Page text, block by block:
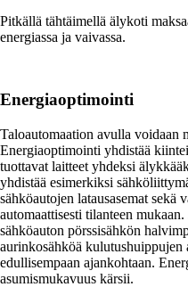
Pitkällä tähtäimellä älykoti
energiassa ja vaivassa.
Energiaoptimointi
Taloautomaation avulla voidaan
Energiaoptimointi yhdistää
tuottavat laitteet yhdeksi
yhdistää esimerkiksi
sähköautojen latausasemat sekä
automaattisesti tilanteen
sähköauton pörssisähkön
aurinkosähköä
edullisempaan ajankohtaan.
asumismukavuus kärsii.